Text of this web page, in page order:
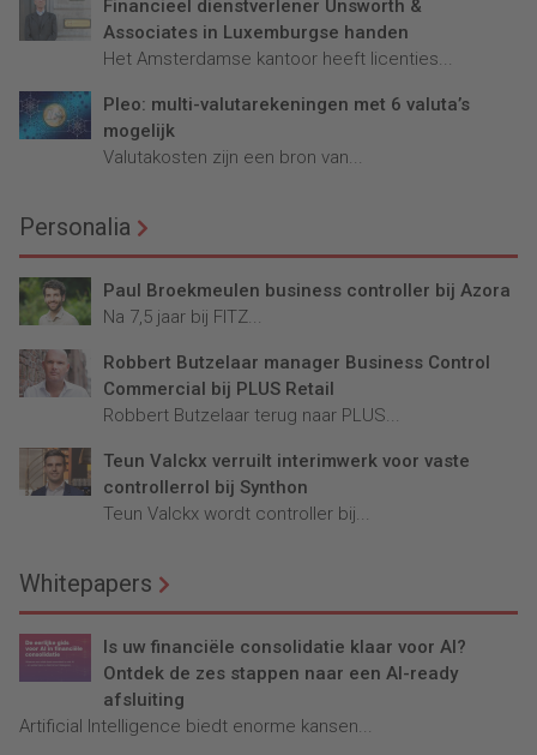
Financieel dienstverlener Unsworth &
Associates in Luxemburgse handen
Het Amsterdamse kantoor heeft licenties...
Pleo: multi-valutarekeningen met 6 valuta’s
mogelijk
Valutakosten zijn een bron van...
Personalia
Paul Broekmeulen business controller bij Azora
Na 7,5 jaar bij FITZ...
Robbert Butzelaar manager Business Control
Commercial bij PLUS Retail
Robbert Butzelaar terug naar PLUS...
Teun Valckx verruilt interimwerk voor vaste
controllerrol bij Synthon
Teun Valckx wordt controller bij...
Whitepapers
Is uw financiële consolidatie klaar voor AI?
Ontdek de zes stappen naar een AI-ready
afsluiting
Artificial Intelligence biedt enorme kansen...